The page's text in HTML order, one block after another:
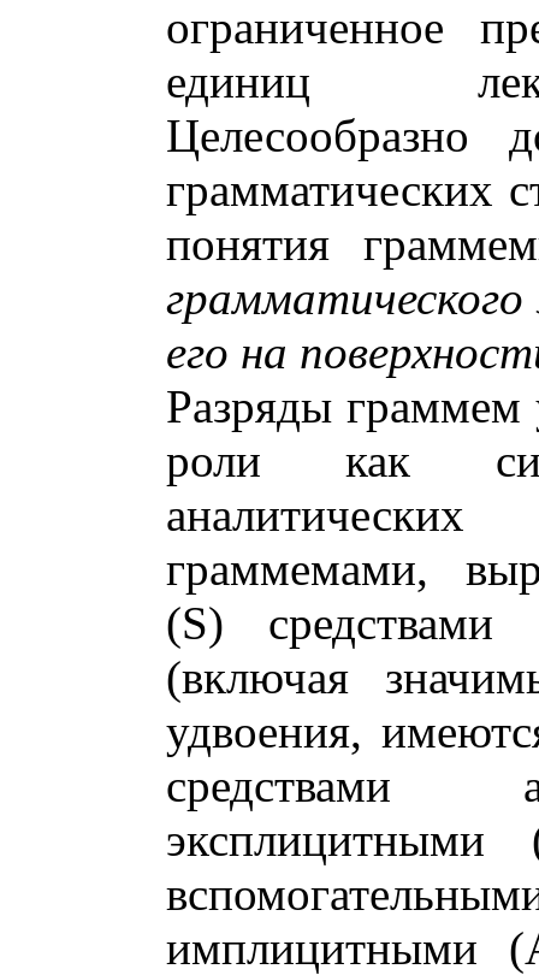
ограниченное
единиц
Целесообразно
грамматических
понятия
его на
Разряды граммем
роли как
граммемами,
(S)
(включая
удвоения,
средствами
имплицитными